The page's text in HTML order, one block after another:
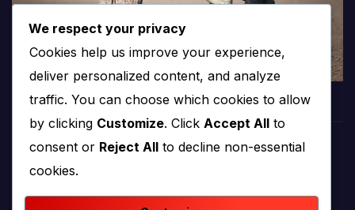
produkcija i emitiranje tv programa
We respect your privacy
Cookies help us improve your experience,
deliver personalized content, and analyze
traffic. You can choose which cookies to allow
by clicking Customize. Click Accept All to
consent or Reject All to decline non-essential
cookies.